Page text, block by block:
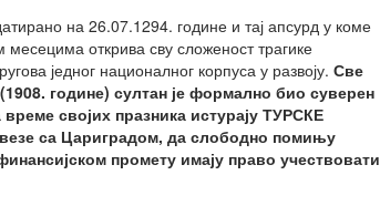
на 26.07.1294. године и тај апсурд у коме
открива сву сложеност трагике
једног националног корпуса у развоју. Све
године) султан је формално био суверен
својих празника истурају ТУРСКЕ
са Цариградом, да слободно помињу
промету имају право учествовати